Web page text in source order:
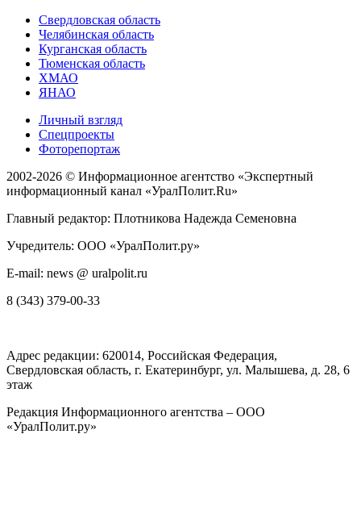
Свердловская область
Челябинская область
Курганская область
Тюменская область
ХМАО
ЯНАО
Личный взгляд
Спецпроекты
Фоторепортаж
2002-2026 © Информационное агентство «Экспертный
информационный канал «УралПолит.Ru»
Главный редактор: Плотникова Надежда Семеновна
Учредитель: ООО «УралПолит.ру»
E-mail: news @ uralpolit.ru
8 (343) 379-00-33
Адрес редакции: 620014, Российская Федерация,
Свердловская область, г. Екатеринбург, ул. Малышева, д. 28, 6
этаж
Редакция Информационного агентства – ООО
«УралПолит.ру»